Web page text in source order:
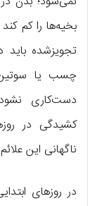
بخیه‌ها را کم
تجویزشده
چسب یا سوتین
دست‌کاری
کشیدگی در
ناگهانی این
در روزهای